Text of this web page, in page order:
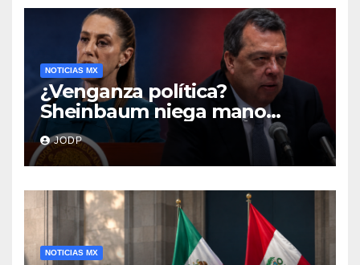
NOTICIAS MX
¿Venganza política?
Sheinbaum niega mano
negra en captura de Ángel
Aguirre
JODP
NOTICIAS MX